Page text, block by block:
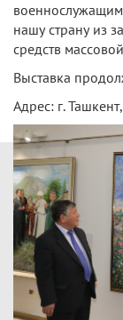
нашу страну из
средств
Выставка
Адрес: г.